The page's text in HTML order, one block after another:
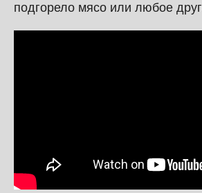
подгорело мясо или любое